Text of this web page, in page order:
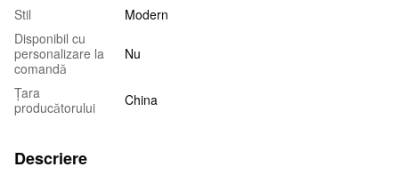
Stil
Modern
Disponibil cu
personalizare la
comandă
Nu
Țara
producătorului
China
Descriere